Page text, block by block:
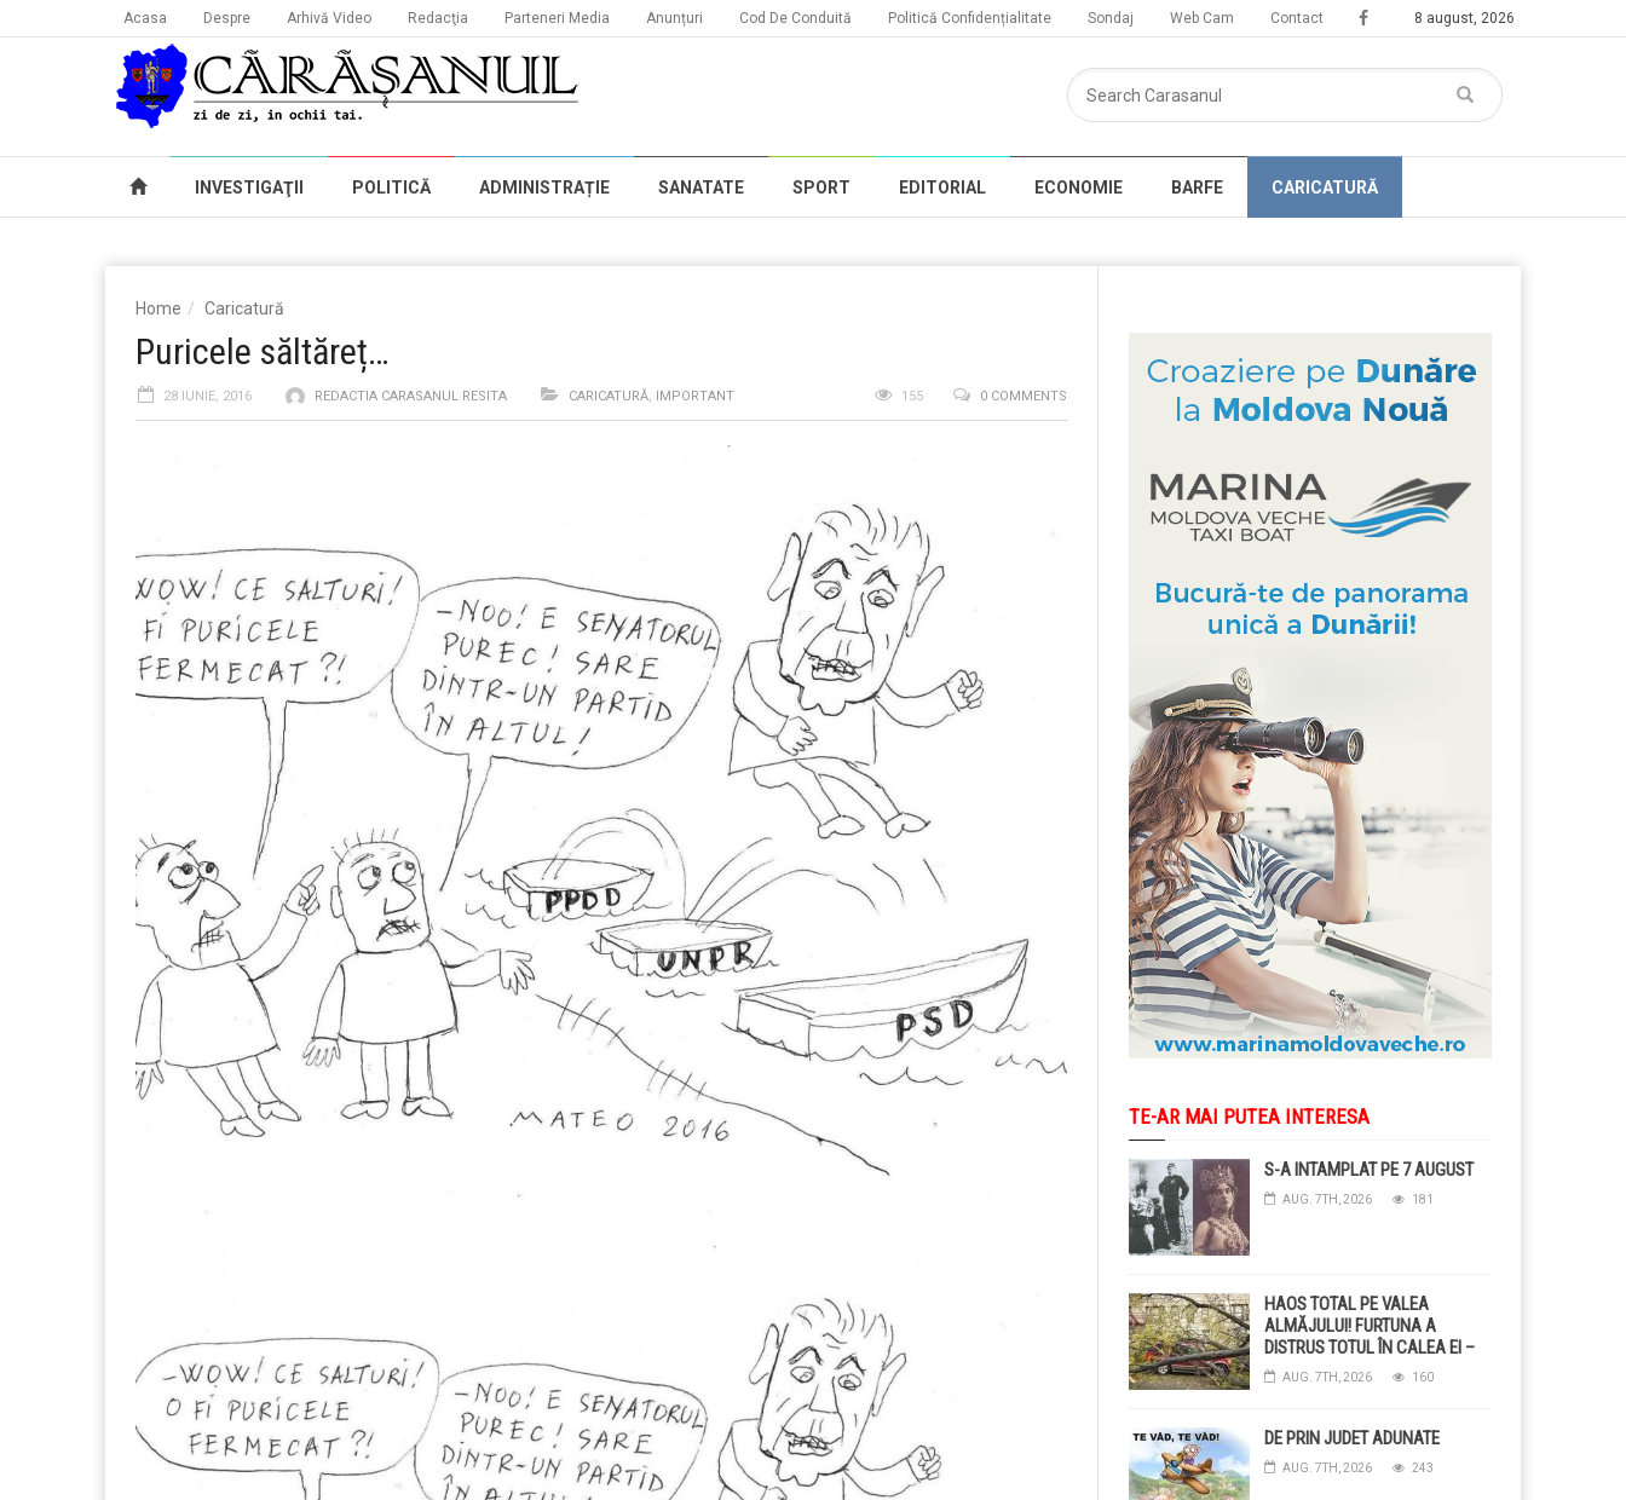
8 august, 2026
Acasa Despre Arhivă Video Redacţia Parteneri Media Anunțuri Cod De Conduită Politică Confidențialitate Sondaj Web Cam Contact
INVESTIGAŢII POLITICĂ ADMINISTRAȚIE SANATATE SPORT EDITORIAL ECONOMIE BARFE CARICATURĂ
Home Caricatură
Puricele săltăreț…
28 IUNIE, 2016 REDACTIA CARASANUL RESITA CARICATURĂ, IMPORTANT 0 COMMENTS
155
TE-AR MAI PUTEA INTERESA
S-A INTAMPLAT PE 7 AUGUST
AUG. 7TH, 2026 181
HAOS TOTAL PE VALEA
ALMĂJULUI! FURTUNA A
DISTRUS TOTUL ÎN CALEA EI –
COPACI CĂZUȚI, DRUMURI
BLOCAȚE, CURENT TĂIAT ȘI
GRINDINĂ!
AUG. 7TH, 2026 160
DE PRIN JUDET ADUNATE
AUG. 7TH, 2026 243